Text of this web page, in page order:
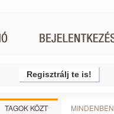
Regisztrálj te is!
TAGOK KÖZT MINDENBEN